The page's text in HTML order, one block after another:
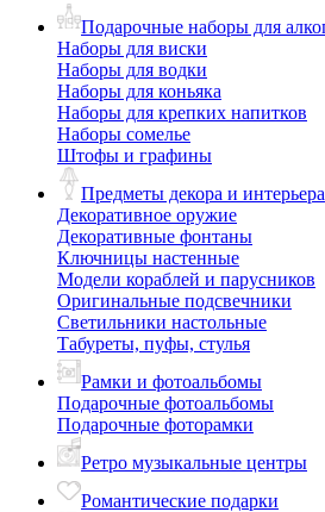
Подарочные наборы для
Наборы для виски
Наборы для водки
Наборы для коньяка
Наборы для крепких напитков
Наборы сомелье
Штофы и графины
Предметы декора и интерьера
Декоративное оружие
Декоративные фонтаны
Ключницы настенные
Модели кораблей и парусников
Оригинальные подсвечники
Светильники настольные
Табуреты, пуфы, стулья
Рамки и фотоальбомы
Подарочные фотоальбомы
Подарочные фоторамки
Ретро музыкальные центры
Романтические подарки